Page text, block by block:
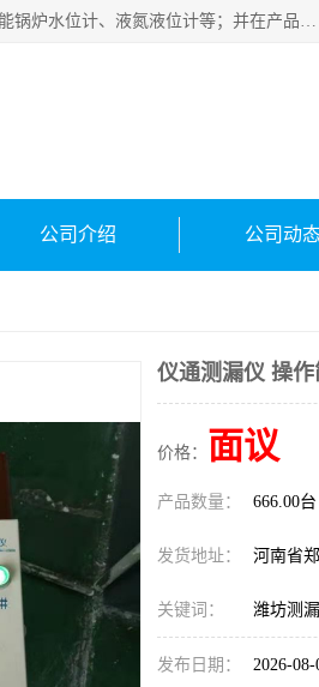
河南福瑞德仪表有限公司是生产销售电容液位计、液氨液位计、小量程液位计定制、智能锅炉水位计、液氮液位计等；并在产品开发、研制的过程中，吸取国内外仪器仪表的技术精华，建立了一支高、精、尖的科研开发队伍，使产品性能不断升级。
公司介绍 公司动
仪通测漏仪 操
价格： 面议
产品数量： 666.00台
发货地址： 河南省
关键词： 潍坊测
发布日期： 2026-08-